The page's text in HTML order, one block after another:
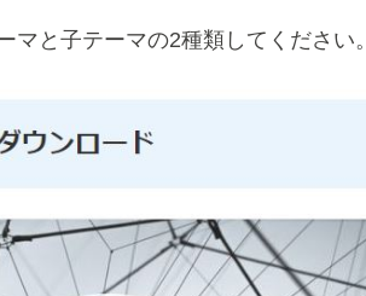
マと子テーマの2種類してください。